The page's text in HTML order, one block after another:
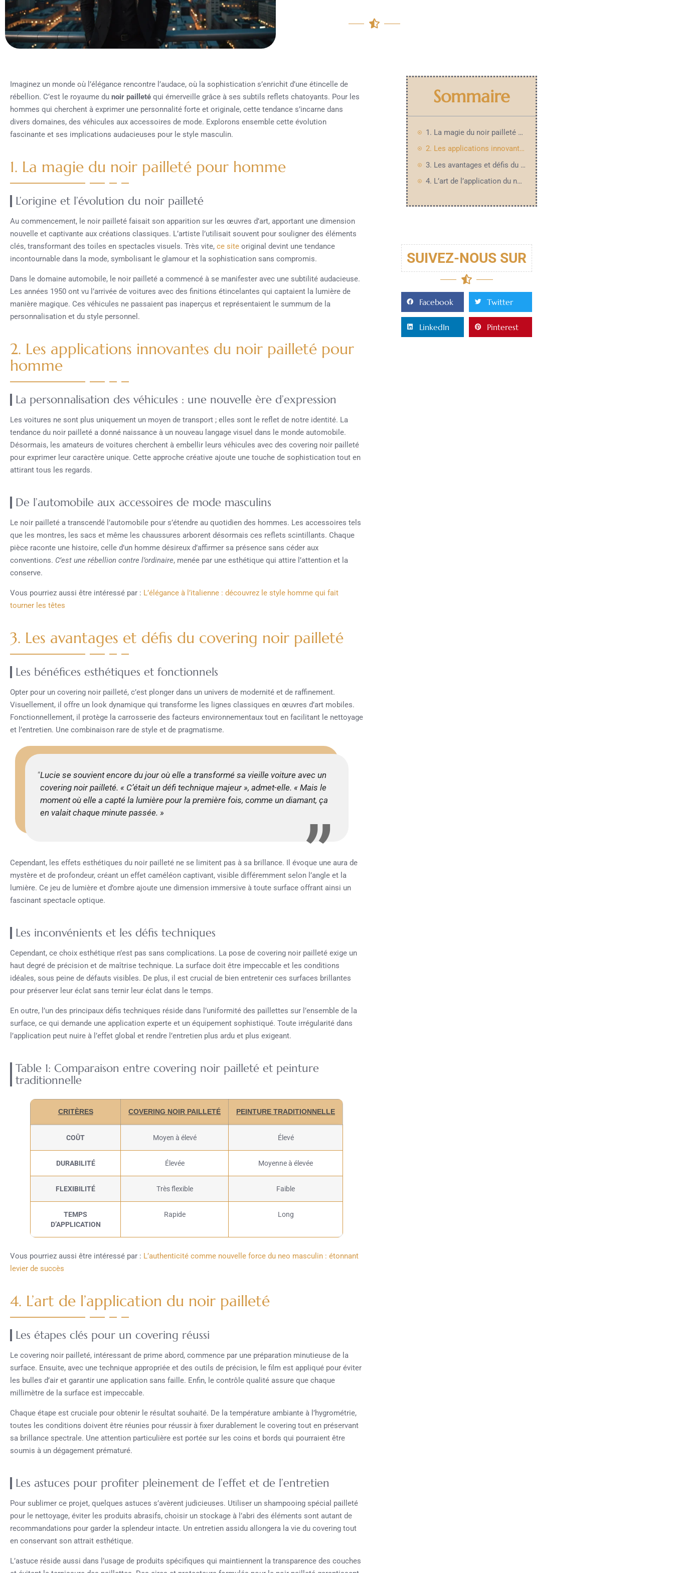
Imaginez un monde où l’élégance rencontre l’audace, où la sophistication s’enrichit d’une étincelle de
rébellion. C’est le royaume du noir pailleté qui émerveille grâce à ses subtils reflets chatoyants. Pour les
hommes qui cherchent à exprimer une personnalité forte et originale, cette tendance s’incarne dans
divers domaines, des véhicules aux accessoires de mode. Explorons ensemble cette évolution
fascinante et ses implications audacieuses pour le style masculin.
1. La magie du noir pailleté pour homme
L’origine et l’évolution du noir pailleté
Au commencement, le noir pailleté faisait son apparition sur les œuvres d’art, apportant une dimension
nouvelle et captivante aux créations classiques. L’artiste l’utilisait souvent pour souligner des éléments
clés, transformant des toiles en spectacles visuels. Très vite, ce site original devint une tendance
incontournable dans la mode, symbolisant le glamour et la sophistication sans compromis.
Dans le domaine automobile, le noir pailleté a commencé à se manifester avec une subtilité audacieuse.
Les années 1950 ont vu l’arrivée de voitures avec des finitions étincelantes qui captaient la lumière de
manière magique. Ces véhicules ne passaient pas inaperçus et représentaient le summum de la
personnalisation et du style personnel.
2. Les applications innovantes du noir pailleté pour
homme
La personnalisation des véhicules : une nouvelle ère d’expression
Les voitures ne sont plus uniquement un moyen de transport ; elles sont le reflet de notre identité. La
tendance du noir pailleté a donné naissance à un nouveau langage visuel dans le monde automobile.
Désormais, les amateurs de voitures cherchent à embellir leurs véhicules avec des covering noir pailleté
pour exprimer leur caractère unique. Cette approche créative ajoute une touche de sophistication tout en
attirant tous les regards.
De l’automobile aux accessoires de mode masculins
Le noir pailleté a transcendé l’automobile pour s’étendre au quotidien des hommes. Les accessoires tels
que les montres, les sacs et même les chaussures arborent désormais ces reflets scintillants. Chaque
pièce raconte une histoire, celle d’un homme désireux d’affirmer sa présence sans céder aux
conventions. C’est une rébellion contre l’ordinaire, menée par une esthétique qui attire l’attention et la
conserve.
Vous pourriez aussi être intéressé par : L’élégance à l’italienne : découvrez le style homme qui fait
tourner les têtes
3. Les avantages et défis du covering noir pailleté
Les bénéfices esthétiques et fonctionnels
Opter pour un covering noir pailleté, c’est plonger dans un univers de modernité et de raffinement.
Visuellement, il offre un look dynamique qui transforme les lignes classiques en œuvres d’art mobiles.
Fonctionnellement, il protège la carrosserie des facteurs environnementaux tout en facilitant le nettoyage
et l’entretien. Une combinaison rare de style et de pragmatisme.
Lucie se souvient encore du jour où elle a transformé sa vieille voiture avec un
covering noir pailleté. « C’était un défi technique majeur », admet-elle. « Mais le
moment où elle a capté la lumière pour la première fois, comme un diamant, ça
en valait chaque minute passée. »
Cependant, les effets esthétiques du noir pailleté ne se limitent pas à sa brillance. Il évoque une aura de
mystère et de profondeur, créant un effet caméléon captivant, visible différemment selon l’angle et la
lumière. Ce jeu de lumière et d’ombre ajoute une dimension immersive à toute surface offrant ainsi un
fascinant spectacle optique.
Les inconvénients et les défis techniques
Cependant, ce choix esthétique n’est pas sans complications. La pose de covering noir pailleté exige un
haut degré de précision et de maîtrise technique. La surface doit être impeccable et les conditions
idéales, sous peine de défauts visibles. De plus, il est crucial de bien entretenir ces surfaces brillantes
pour préserver leur éclat sans ternir leur éclat dans le temps.
En outre, l’un des principaux défis techniques réside dans l’uniformité des paillettes sur l’ensemble de la
surface, ce qui demande une application experte et un équipement sophistiqué. Toute irrégularité dans
l’application peut nuire à l’effet global et rendre l’entretien plus ardu et plus exigeant.
Table 1: Comparaison entre covering noir pailleté et peinture
traditionnelle
CRITÈRES COVERING NOIR PAILLETÉ PEINTURE TRADITIONNELLE
COÛT Moyen à élevé Élevé
DURABILITÉ Élevée Moyenne à élevée
FLEXIBILITÉ Très flexible Faible
TEMPS
D’APPLICATION
Rapide Long
Vous pourriez aussi être intéressé par : L’authenticité comme nouvelle force du neo masculin : étonnant
levier de succès
4. L’art de l’application du noir pailleté
Les étapes clés pour un covering réussi
Le covering noir pailleté, intéressant de prime abord, commence par une préparation minutieuse de la
surface. Ensuite, avec une technique appropriée et des outils de précision, le film est appliqué pour éviter
les bulles d’air et garantir une application sans faille. Enfin, le contrôle qualité assure que chaque
millimètre de la surface est impeccable.
Chaque étape est cruciale pour obtenir le résultat souhaité. De la température ambiante à l’hygrométrie,
toutes les conditions doivent être réunies pour réussir à fixer durablement le covering tout en préservant
sa brillance spectrale. Une attention particulière est portée sur les coins et bords qui pourraient être
soumis à un dégagement prématuré.
Les astuces pour profiter pleinement de l’effet et de l’entretien
Pour sublimer ce projet, quelques astuces s’avèrent judicieuses. Utiliser un shampooing spécial pailleté
pour le nettoyage, éviter les produits abrasifs, choisir un stockage à l’abri des éléments sont autant de
recommandations pour garder la splendeur intacte. Un entretien assidu allongera la vie du covering tout
en conservant son attrait esthétique.
L’astuce réside aussi dans l’usage de produits spécifiques qui maintiennent la transparence des couches
Sommaire
1. La magie du noir pailleté pour homme
2. Les applications innovantes du noir pailleté pour homme
3. Les avantages et défis du covering noir pailleté
4. L’art de l’application du noir pailleté
SUIVEZ-NOUS SUR
Facebook Twitter
LinkedIn Pinterest